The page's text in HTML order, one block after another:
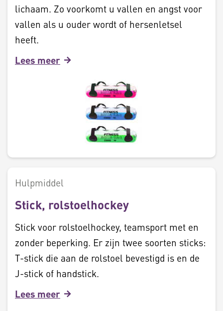
lichaam. Zo voorkomt u vallen en angst voor
vallen als u ouder wordt of hersenletsel
heeft.
Lees meer
Hulpmiddel
Stick, rolstoelhockey
Stick voor rolstoelhockey, teamsport met en
zonder beperking. Er zijn twee soorten sticks:
T-stick die aan de rolstoel bevestigd is en de
J-stick of handstick.
Lees meer